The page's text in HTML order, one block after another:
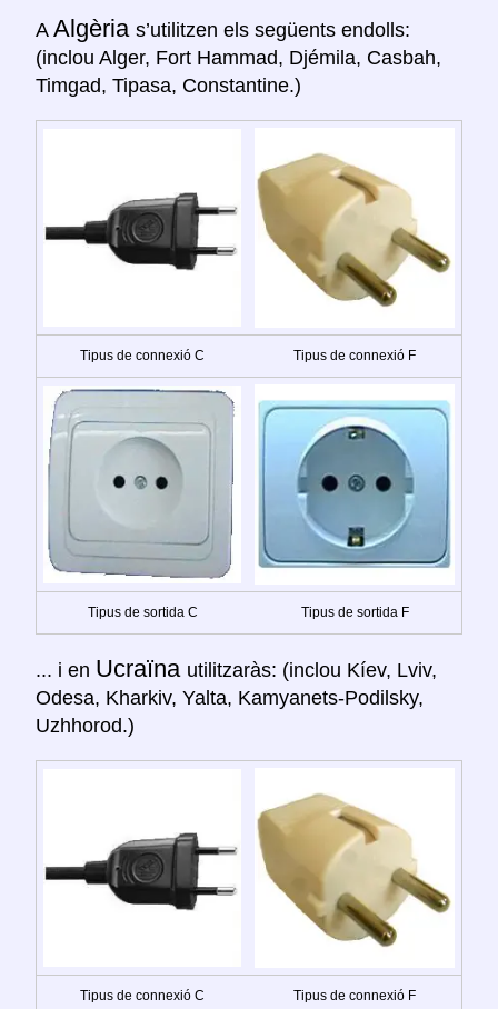
A Algèria s’utilitzen els següents endolls:
(inclou Alger, Fort Hammad, Djémila, Casbah,
Timgad, Tipasa, Constantine.)
Tipus de connexió C Tipus de connexió F
Tipus de sortida C Tipus de sortida F
... i en Ucraïna utilitzaràs: (inclou Kíev, Lviv,
Odesa, Kharkiv, Yalta, Kamyanets-Podilsky,
Uzhhorod.)
Tipus de connexió C Tipus de connexió F